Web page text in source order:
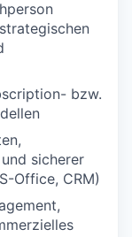
bzw.
sicherer
Office, CRM)